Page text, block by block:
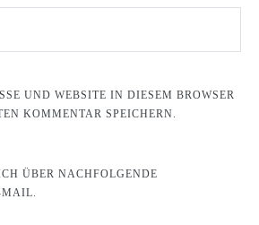
UND WEBSITE IN DIESEM BROWSER
KOMMENTAR SPEICHERN.
ÜBER NACHFOLGENDE
MAIL.